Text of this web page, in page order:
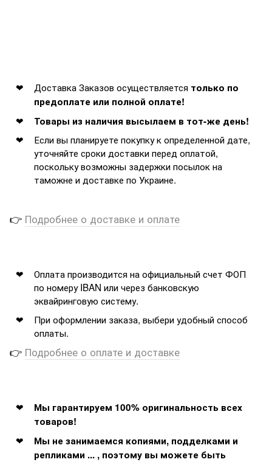
Доставка Заказов осуществляется только по
предоплате или полной оплате!
Товары из наличия высылаем в тот-же день!
Если вы планируете покупку к определенной дате,
уточняйте сроки доставки перед оплатой,
поскольку возможны задержки посылок на
таможне и доставке по Украине.
👉 Подробнее о доставке и оплате
Оплата производится на официальный счет ФОП
по номеру IBAN или через банковскую
эквайринговую систему.
При оформлении заказа, выбери удобный способ
оплаты.
👉 Подробнее о оплате и доставке
Мы гарантируем 100% оригинальность всех
товаров!
Мы не занимаемся копиями, подделками и
репликами ... , поэтому вы можете быть